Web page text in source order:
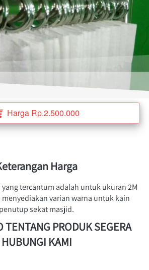
Harga Rp.2.500.000
Harga
tercantum adalah untuk ukuran 2M
varian warna untuk kain
penutup sekat masjid.
PRODUK SEGERA
HUBUNGI KAMI